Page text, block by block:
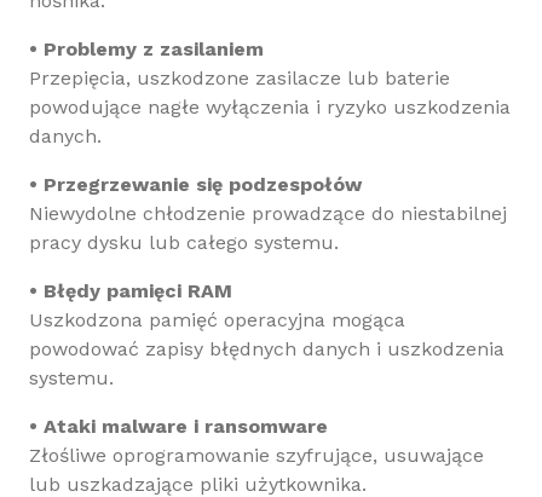
• Problemy z zasilaniem
Przepięcia, uszkodzone zasilacze lub baterie
powodujące nagłe wyłączenia i ryzyko uszkodzenia
danych.
• Przegrzewanie się podzespołów
Niewydolne chłodzenie prowadzące do niestabilnej
pracy dysku lub całego systemu.
• Błędy pamięci RAM
Uszkodzona pamięć operacyjna mogąca
powodować zapisy błędnych danych i uszkodzenia
systemu.
• Ataki malware i ransomware
Złośliwe oprogramowanie szyfrujące, usuwające
lub uszkadzające pliki użytkownika.